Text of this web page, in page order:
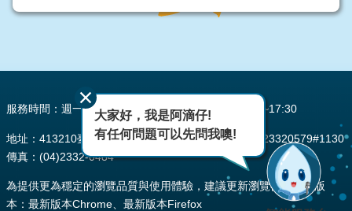
服務時間：週一至週五 AM08:00~12:00 PM13:30~17:30
地址：413210臺中市霧峰區峰堤路195號 電話：(04)23320579#1130
傳真：(04)2332-0484
為提供更為穩定的瀏覽品質與使用體驗，建議更新瀏覽器至以下版
本：最新版本Chrome、最新版本Firefox
大家好，我是阿滴仔!
有任何問題可以先問我噢!